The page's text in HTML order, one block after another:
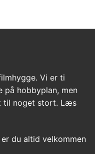
Vi er ti
på hobbyplan, men
til noget stort. Læs
du altid velkommen